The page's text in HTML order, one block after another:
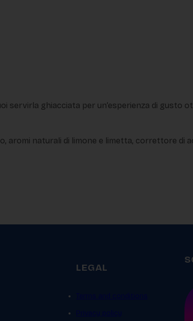
servirla ghiacciata per un’esperienza di gusto
aromi naturali di limone e limetta, correttore di
LEGAL